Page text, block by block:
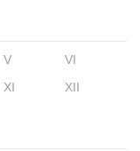
V
VI
XI XII